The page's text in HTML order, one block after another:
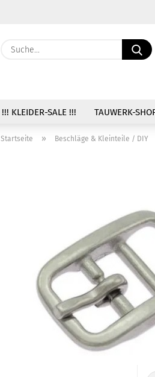
!!! KLEIDER-SALE !!! TAUWERK-
Startseite » Beschläge & Kleinteile / DIY